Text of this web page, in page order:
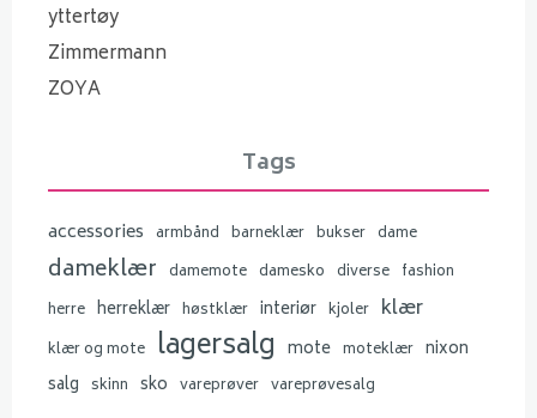
yttertøy
Zimmermann
ZOYA
Tags
accessories armbånd barneklær bukser dame
dameklær damemote damesko diverse fashion
herre herreklær høstklær interiør kjoler klær
klær og mote lagersalg mote moteklær nixon
salg skinn sko vareprøver vareprøvesalg